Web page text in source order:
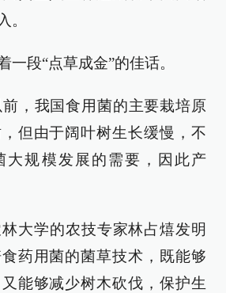
。
一段“点草成金”的佳话。
，我国食用菌的主要栽培原
但由于阔叶树生长缓慢，不
大规模发展的需要，因此产
大学的农技专家林占熺发明
药用菌的菌草技术，既能够
能够减少树木砍伐，保护生